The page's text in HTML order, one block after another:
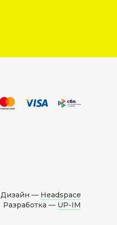
Дизайн — Headspace
Разработка — UP-IM